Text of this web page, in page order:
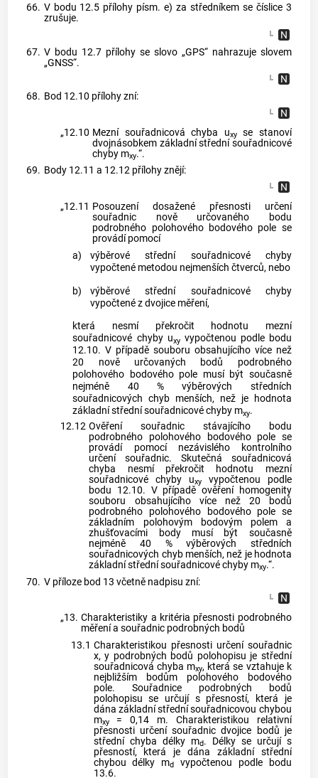
66. V bodu 12.5 přílohy písm. e) za středníkem se číslice 3
zrušuje.
67. V bodu 12.7 přílohy se slovo „GPS“ nahrazuje slovem
„GNSS“.
68. Bod 12.10 přílohy zní:
„12.10 Mezní souřadnicová chyba uxyse stanoví
dvojnásobkem základní střední souřadnicové
chyby mxy.“.
69. Body 12.11 a 12.12 přílohy znějí:
„12.11 Posouzení dosažené přesnosti určení
souřadnic nově určovaného bodu
podrobného polohového bodového pole se
provádí pomocí
a)
výběrové střední souřadnicové chyby
vypočtené metodou nejmenších čtverců, nebo
b)
výběrové střední souřadnicové chyby
vypočtené z dvojice měření,
která nesmí překročit hodnotu mezní
souřadnicové chyby uxyvypočtenou podle bodu
12.10. V případě souboru obsahujícího více než
20 nově určovaných bodů podrobného
polohového bodového pole musí být současně
nejméně 40 % výběrových středních
souřadnicových chyb menších, než je hodnota
základní střední souřadnicové chyby mxy.
12.12 Ověření souřadnic stávajícího bodu
podrobného polohového bodového pole se
provádí pomocí nezávislého kontrolního
určení souřadnic. Skutečná souřadnicová
chyba nesmí překročit hodnotu mezní
souřadnicové chyby uxy
vypočtenou podle
bodu 12.10. V případě ověření homogenity
souboru obsahujícího více než 20 bodů
podrobného polohového bodového pole se
základním polohovým bodovým polem a
zhušťovacími body musí být současně
nejméně 40 % výběrových středních
souřadnicových chyb menších, než je hodnota
základní střední souřadnicové chyby mxy.“.
70. V příloze bod 13 včetně nadpisu zní:
„13. Charakteristiky a kritéria přesnosti podrobného
měření a souřadnic podrobných bodů
13.1 Charakteristikou přesnosti určení souřadnic
x, y podrobných bodů polohopisu je střední
souřadnicová chyba mxy, která se vztahuje k
nejbližším bodům polohového bodového
pole. Souřadnice podrobných bodů
polohopisu se určují s přesností, která je
dána základní střední souřadnicovou chybou
mxy= 0,14 m. Charakteristikou relativní
přesnosti určení souřadnic dvojice bodů je
střední chyba délky md. Délky se určují s
přesností, která je dána základní střední
chybou délky md
vypočtenou podle bodu
13.6.